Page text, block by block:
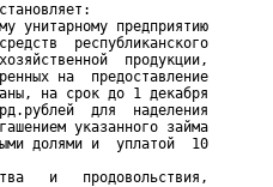
унитарному предприятию
республиканского
продукции,
на  предоставление
на срок до 1 декабря
для  наделения
указанного займа
долями и  уплатой  10
и   продовольствия,